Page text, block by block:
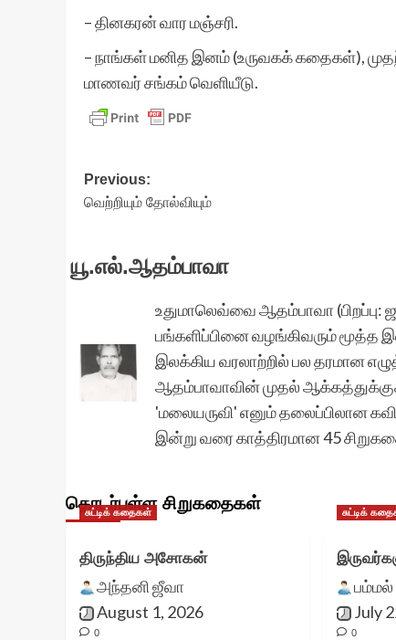
– தினகரன் வார மஞ்சரி.
– நாங்கள் மனித இனம் (உருவகக் கதைகள்),
மாணவர் சங்கம் வெளியீடு.
Post
navigation
Previous:
வெற்றியும் தோல்வியும்
யூ.எல்.ஆதம்பாவா
உதுமாலெவ்வை ஆதம்பாவா
பங்களிப்பினை வழங்கிவரும் மூத்த
இலக்கிய வரலாற்றில் பல தரமான
ஆதம்பாவாவின் முதல்
'மலையருவி' எனும் தலைப்பிலான
இன்று வரை காத்திரமான 45
தொடர்புள்ள சிறுகதைகள்
சுட்டிக் கதைகள்
திருந்திய அசோகன்
அந்தனி ஜீவா
August 1, 2026
0
சுட்டிக்
பம்மல்
July
0